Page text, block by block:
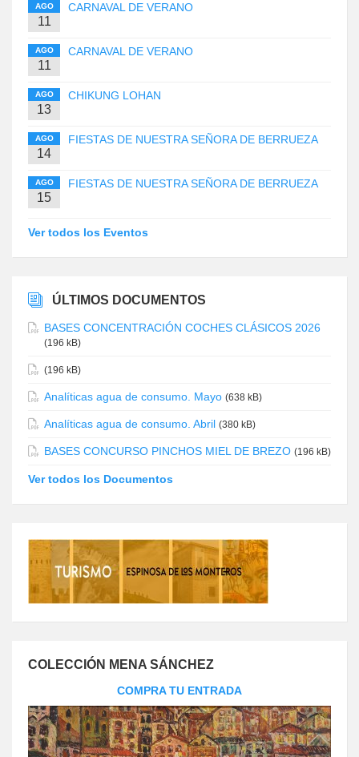
AGO
11
CARNAVAL DE VERANO
AGO
11
CARNAVAL DE VERANO
AGO
13
CHIKUNG LOHAN
AGO
14
FIESTAS DE NUESTRA SEÑORA DE BERRUEZA
AGO
15
FIESTAS DE NUESTRA SEÑORA DE BERRUEZA
Ver todos los Eventos
ÚLTIMOS DOCUMENTOS
BASES CONCENTRACIÓN COCHES CLÁSICOS 2026
(196 kB)
(196 kB)
Analíticas agua de consumo. Mayo (638 kB)
Analíticas agua de consumo. Abril (380 kB)
BASES CONCURSO PINCHOS MIEL DE BREZO (196 kB)
Ver todos los Documentos
COLECCIÓN MENA SÁNCHEZ
COMPRA TU ENTRADA